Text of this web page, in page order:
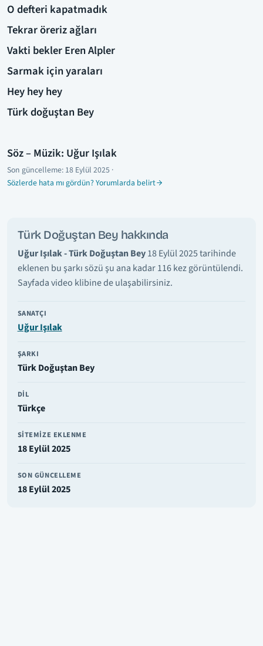
O defteri kapatmadık
Tekrar öreriz ağları
Vakti bekler Eren Alpler
Sarmak için yaraları
Hey hey hey
Türk doğuştan Bey
Söz – Müzik: Uğur Işılak
Son güncelleme: 18 Eylül 2025 ·
Sözlerde hata mı gördün? Yorumlarda belirt
Türk Doğuştan Bey hakkında
Uğur Işılak - Türk Doğuştan Bey18 Eylül 2025 tarihinde
eklenen bu şarkı sözü şu ana kadar 116 kez görüntülendi.
Sayfada video klibine de ulaşabilirsiniz.
SANATÇI
Uğur Işılak
ŞARKI
Türk Doğuştan Bey
DIL
Türkçe
SITEMIZE EKLENME
18 Eylül 2025
SON GÜNCELLEME
18 Eylül 2025